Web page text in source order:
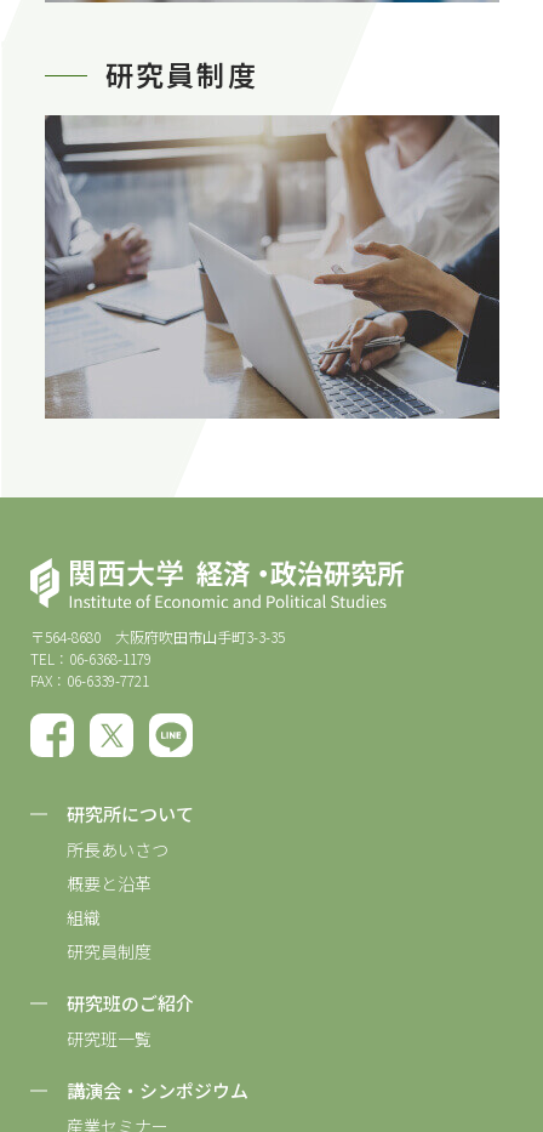
研究員制度
〒564-8680 大阪府吹田市山手町3-3-35
TEL：06-6368-1179
FAX：06-6339-7721
研究所について
所長あいさつ
概要と沿革
組織
研究員制度
研究班のご紹介
研究班一覧
講演会・シンポジウム
産業セミナー